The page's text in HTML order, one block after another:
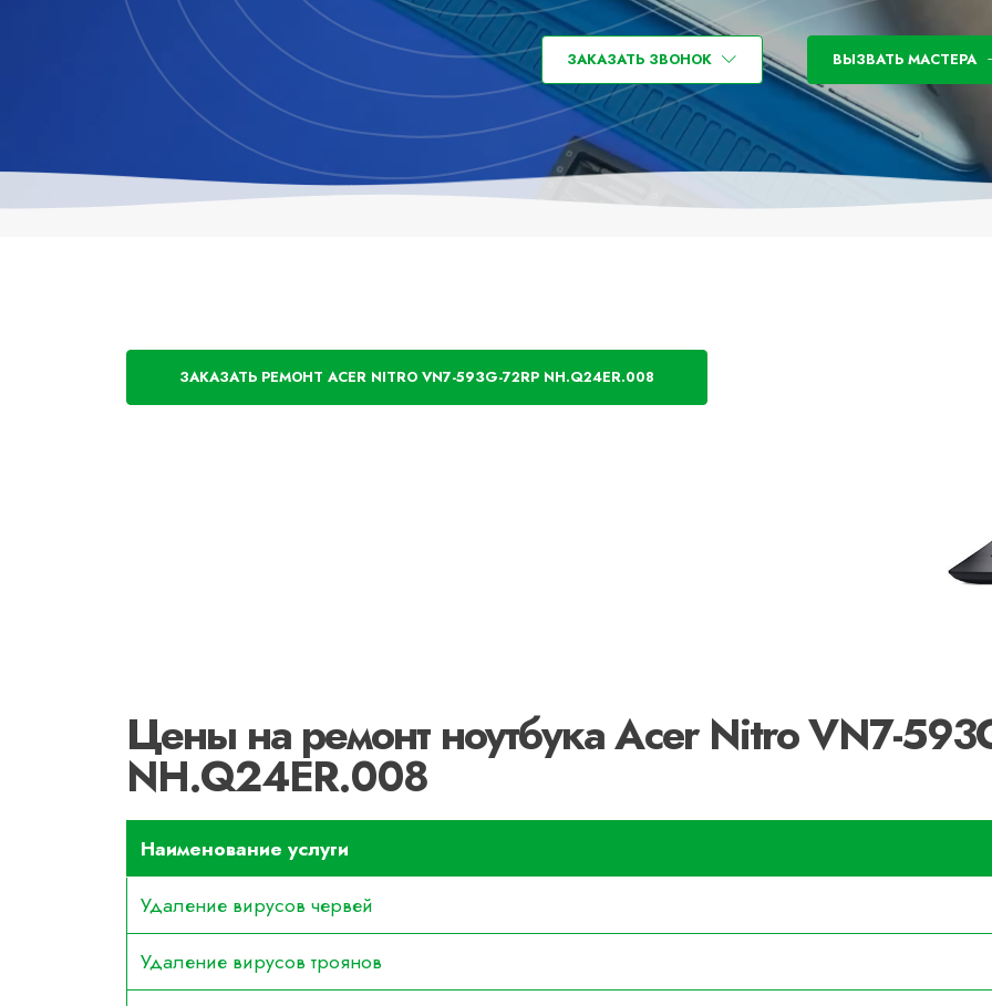
ЗАКАЗАТЬ ЗВОНОК ВЫЗВАТЬ МАСТЕРА
ЗАКАЗАТЬ РЕМОНТ ACER NITRO VN7-593G-72RP NH.Q24ER.008
Цены на ремонт ноутбука Acer Nitro VN7-
NH.Q24ER.008
Наименование услуги
Удаление вирусов червей
Удаление вирусов троянов